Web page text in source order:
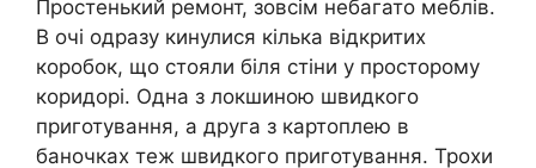
Простенький ремонт, зовсім небагато меблів.
В очі одразу кинулися кілька відкритих
коробок, що стояли біля стіни у просторому
коридорі. Одна з локшиною швидкого
приготування, а друга з картоплею в
баночках теж швидкого приготування. Трохи